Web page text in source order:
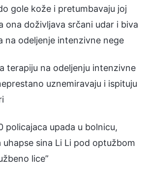
gole kože i pretumbavaju joj
ona doživljava srčani udar i biva
na odeljenje intenzivne nege
terapiju na odeljenju intenzivne
uznemiravaju i ispituju
policajaca upada u bolnicu,
uhapse sina Li Li pod optužbom
lice”